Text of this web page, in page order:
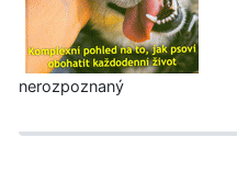
nerozpoznaný